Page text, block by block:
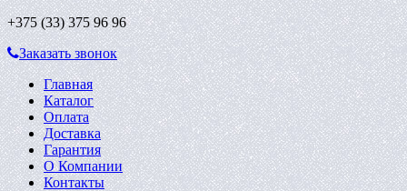
+375 (33)375 96 96
Заказать звонок
Главная
Каталог
Оплата
Доставка
Гарантия
О Компании
Контакты